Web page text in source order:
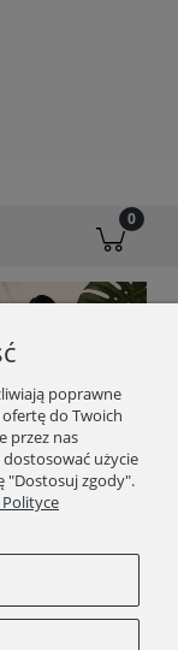
poprawne
do Twoich
przez nas
użycie
"Dostosuj zgody".